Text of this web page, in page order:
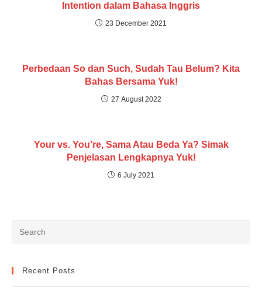
Intention dalam Bahasa Inggris
23 December 2021
Perbedaan So dan Such, Sudah Tau Belum? Kita
Bahas Bersama Yuk!
27 August 2022
Your vs. You’re, Sama Atau Beda Ya? Simak
Penjelasan Lengkapnya Yuk!
6 July 2021
Recent Posts